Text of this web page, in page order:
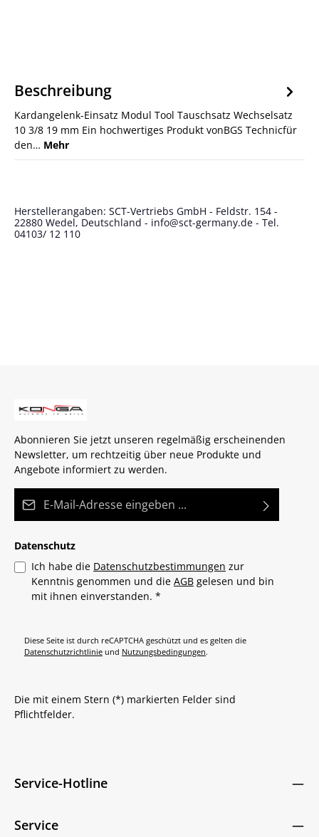
Beschreibung
Kardangelenk-Einsatz Modul Tool Tauschsatz Wechselsatz
10 3/8 19 mm Ein hochwertiges Produkt vonBGS Technicfür
den… Mehr
Herstellerangaben: SCT-Vertriebs GmbH - Feldstr. 154 -
22880 Wedel, Deutschland - info@sct-germany.de - Tel.
04103/ 12 110
Abonnieren Sie jetzt unseren regelmäßig erscheinenden
Newsletter, um rechtzeitig über neue Produkte und
Angebote informiert zu werden.
Datenschutz
Ich habe die Datenschutzbestimmungen zur
Kenntnis genommen und die AGB gelesen und bin
mit ihnen einverstanden. *
Diese Seite ist durch reCAPTCHA geschützt und es gelten die
Datenschutzrichtlinie und Nutzungsbedingungen.
Die mit einem Stern (*) markierten Felder sind
Pflichtfelder.
Service-Hotline
Service